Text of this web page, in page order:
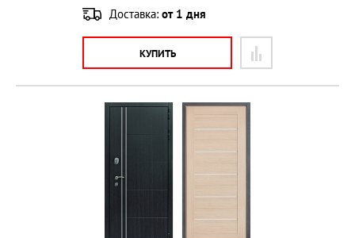
Доставка: от 1 дня
КУПИТЬ